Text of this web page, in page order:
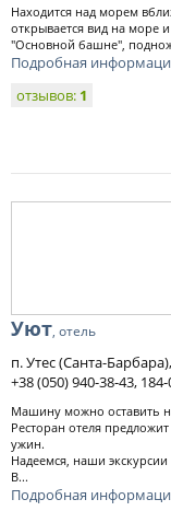
Находится над морем
открывается вид на море
"Основной башне",
Подробная
отзывов: 1
Уют, отель
п. Утес (Санта-
+38 (050) 940-38-43,
Машину можно оставить
Ресторан отеля
ужин.
Надеемся, наши экскурсии
В...
Подробная